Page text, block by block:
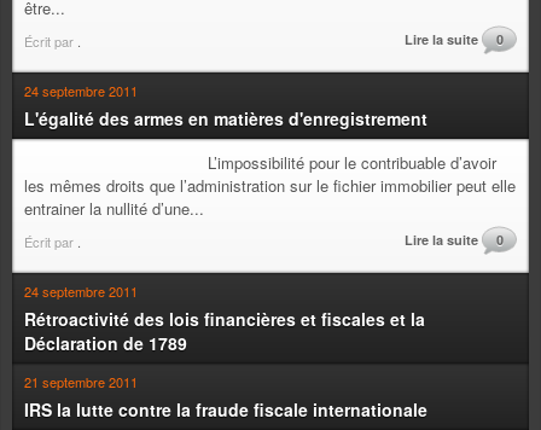
être...
Écrit par Lire la suite 0
24 septembre 2011
L'égalité des armes en matières d'enregistrement
L’impossibilité pour le contribuable d’avoir
les mêmes droits que l’administration sur le fichier immobilier peut elle
entrainer la nullité d’une...
Écrit par Lire la suite 0
24 septembre 2011
Rétroactivité des lois financières et fiscales et la
Déclaration de 1789
21 septembre 2011
IRS la lutte contre la fraude fiscale internationale